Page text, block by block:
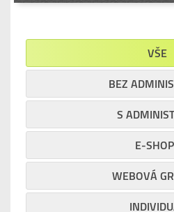
VŠE
BEZ
S
E-
WEBOVÁ